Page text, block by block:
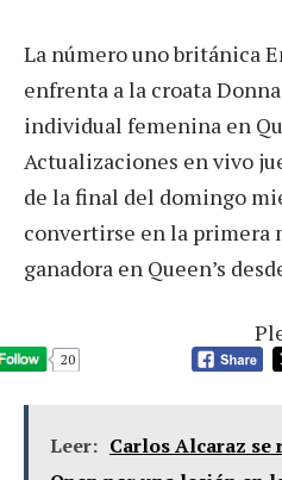
La número uno británica
enfrenta a la croata
individual femenina en
Actualizaciones en vivo
de la final del domingo
convertirse en la primera
ganadora en Queen’s
20
Leer: Carlos Alcaraz